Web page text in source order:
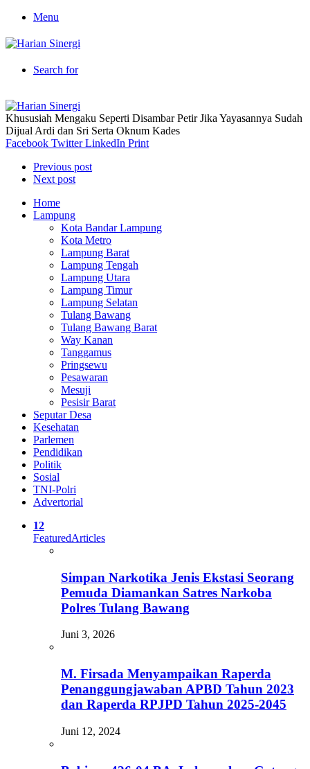
Menu
Search for
Khususiah Mengaku Seperti Disambar Petir Jika Yayasannya Sudah
Dijual Ardi dan Sri Serta Oknum Kades
Facebook Twitter LinkedIn Print
Previous post
Next post
Home
Lampung
Kota Bandar Lampung
Kota Metro
Lampung Barat
Lampung Tengah
Lampung Utara
Lampung Timur
Lampung Selatan
Tulang Bawang
Tulang Bawang Barat
Way Kanan
Tanggamus
Pringsewu
Pesawaran
Mesuji
Pesisir Barat
Seputar Desa
Kesehatan
Parlemen
Pendidikan
Politik
Sosial
TNI-Polri
Advertorial
12
FeaturedArticles
Simpan Narkotika Jenis Ekstasi Seorang
Pemuda Diamankan Satres Narkoba
Polres Tulang Bawang
Juni 3, 2026
M. Firsada Menyampaikan Raperda
Penanggungjawaban APBD Tahun 2023
dan Raperda RPJPD Tahun 2025-2045
Juni 12, 2024